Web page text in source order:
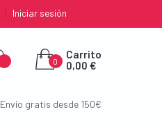
Iniciar sesión
0
Carrito
0,00 €
Envío gratis desde 150€